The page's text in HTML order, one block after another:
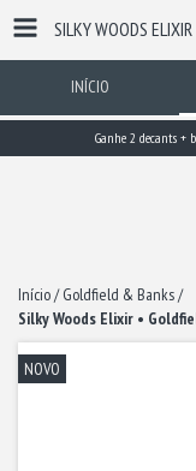
INÍCIO
Ganhe 2 decants +
Início/ Goldfield & Banks/
Silky Woods Elixir •
NOVO